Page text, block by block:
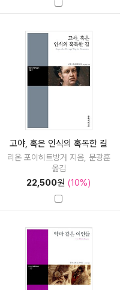
고야, 혹은 인식의 혹독한 길
리온 포이히트방거 지음, 문광훈
옮김
22,500원 (10%)